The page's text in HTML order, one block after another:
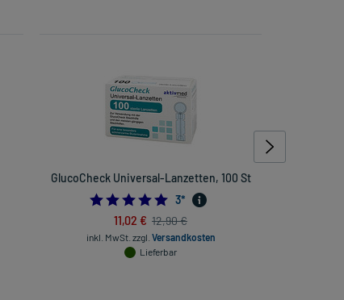
GlucoCheck Universal-Lanzetten, 100 St
5.0
3*
11,02 € 12,90 €
inkl. MwSt. zzgl. Versandkosten
Lieferbar